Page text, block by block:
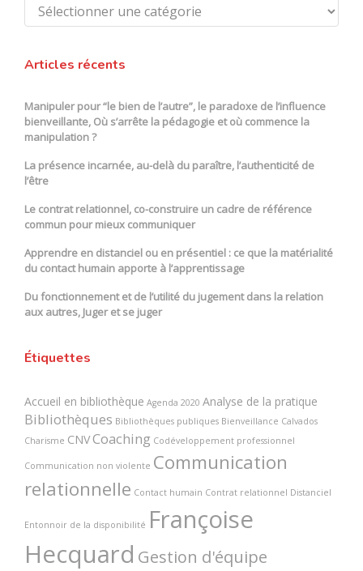
Articles récents
Manipuler pour “le bien de l’autre”, le paradoxe de l’influence
bienveillante, Où s’arrête la pédagogie et où commence la
manipulation ?
La présence incarnée, au-delà du paraître, l’authenticité de
l’être
Le contrat relationnel, co-construire un cadre de référence
commun pour mieux communiquer
Apprendre en distanciel ou en présentiel : ce que la matérialité
du contact humain apporte à l’apprentissage
Du fonctionnement et de l’utilité du jugement dans la relation
aux autres, Juger et se juger
Étiquettes
Accueil en bibliothèque Agenda 2020 Analyse de la pratique
Bibliothèques Bibliothèques publiques Bienveillance Calvados
Charisme CNVCoaching Codéveloppement professionnel
Communication non violente Communication
relationnelle Contact humain Contrat relationnel Distanciel
Entonnoir de la disponibilité Françoise
Hecquard Gestion d'équipe